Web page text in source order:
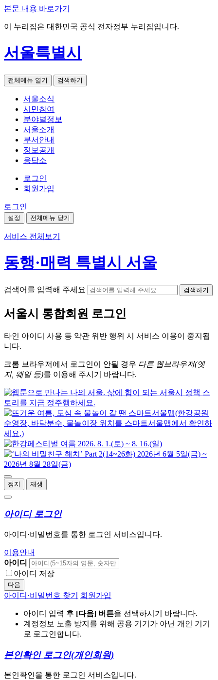
본문 내용 바로가기
이 누리집은 대한민국 공식 전자정부 누리집입니다.
서울특별시
전체메뉴 열기 검색하기
서울소식
시민참여
분야별정보
서울소개
부서안내
정보공개
응답소
로그인
회원가입
로그인
설정 전체메뉴 닫기
서비스 전체보기
동행·매력 특별시 서울
검색어를 입력해 주세요 검색하기
서울시 통합회원 로그인
타인 아이디 사용 등 약관 위반 행위 시 서비스 이용이 중지됩
니다.
크롬 브라우저에서 로그인이 안될 경우 다른 웹브라우저(엣
지, 웨일 등)를 이용해 주시기 바랍니다.
정지 재생
아이디 로그인
아이디·비밀번호를 통한 로그인 서비스입니다.
이용안내
아이디
아이디 저장
다음
아이디·비밀번호 찾기 회원가입
아이디 입력 후 [다음] 버튼을 선택하시기 바랍니다.
계정정보 노출 방지를 위해 공용 기기가 아닌 개인 기기
로 로그인합니다.
본인확인 로그인(개인회원)
본인확인을 통한 로그인 서비스입니다.